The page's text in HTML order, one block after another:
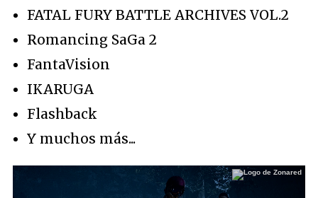
FATAL FURY BATTLE ARCHIVES VOL.2
Romancing SaGa 2
FantaVision
IKARUGA
Flashback
Y muchos más...